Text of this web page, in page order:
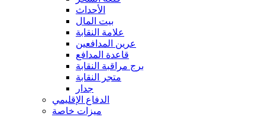
الأحداث
بيت المال
علامة النقابة
عرين المدافعين
قاعدة المدافع
برج مراقبة النقابة
متجر النقابة
جدار
الدفاع الإقليمي
ميزات خاصة